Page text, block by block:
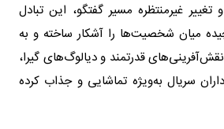
غیرمنتظره مسیر گفتگو، این تبادل
میان شخصیت‌ها را آشکار ساخته و به
قدرتمند و دیالوگ‌های گیرا،
سریال به‌ویژه تماشایی و جذاب کرده